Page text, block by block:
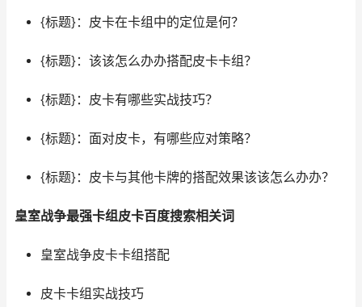
{标题}：皮卡在卡组中的定位是何？
{标题}：该该怎么办办搭配皮卡卡组？
{标题}：皮卡有哪些实战技巧？
{标题}：面对皮卡，有哪些应对策略？
{标题}：皮卡与其他卡牌的搭配效果该该怎么办办？
皇室战争最强卡组皮卡百度搜索相关词
皇室战争皮卡卡组搭配
皮卡卡组实战技巧